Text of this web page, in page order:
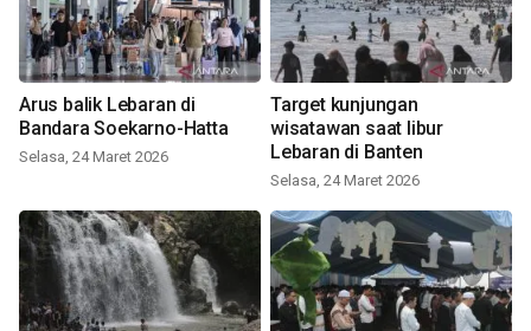
Arus balik Lebaran di
Bandara Soekarno-Hatta
Selasa, 24 Maret 2026
Target kunjungan
wisatawan saat libur
Lebaran di Banten
Selasa, 24 Maret 2026